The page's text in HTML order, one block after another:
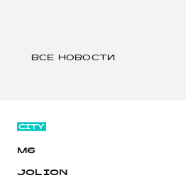
ВСЕ НОВОСТИ
M6
JOLION